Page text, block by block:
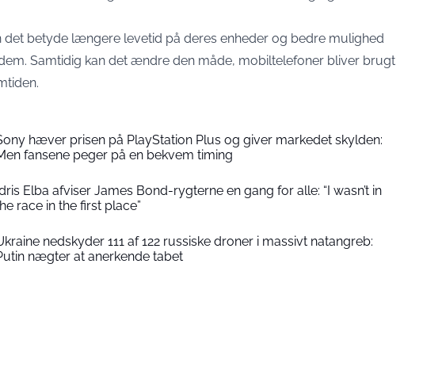
det betyde længere levetid på deres enheder og bedre mulighed
Samtidig kan det ændre den måde, mobiltelefoner bliver brugt
hæver prisen på PlayStation Plus og giver markedet skylden:
fansene peger på en bekvem timing
Elba afviser James Bond-rygterne en gang for alle: “I wasn’t in
race in the first place”
nedskyder 111 af 122 russiske droner i massivt natangreb:
nægter at anerkende tabet